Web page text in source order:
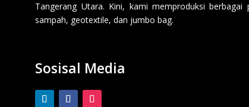
Tangerang Utara. Kini, kami memproduksi
sampah, geotextile, dan jumbo bag.
Sosisal Media